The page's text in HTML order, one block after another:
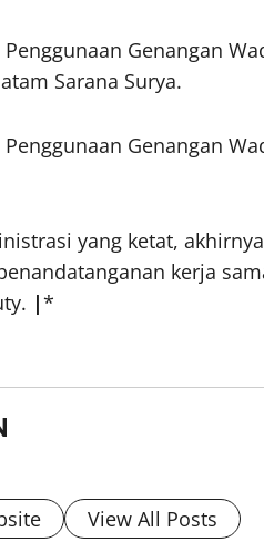
Genangan
Sarana Surya.
Genangan
yang ketat,
kerja
|*
View All Posts